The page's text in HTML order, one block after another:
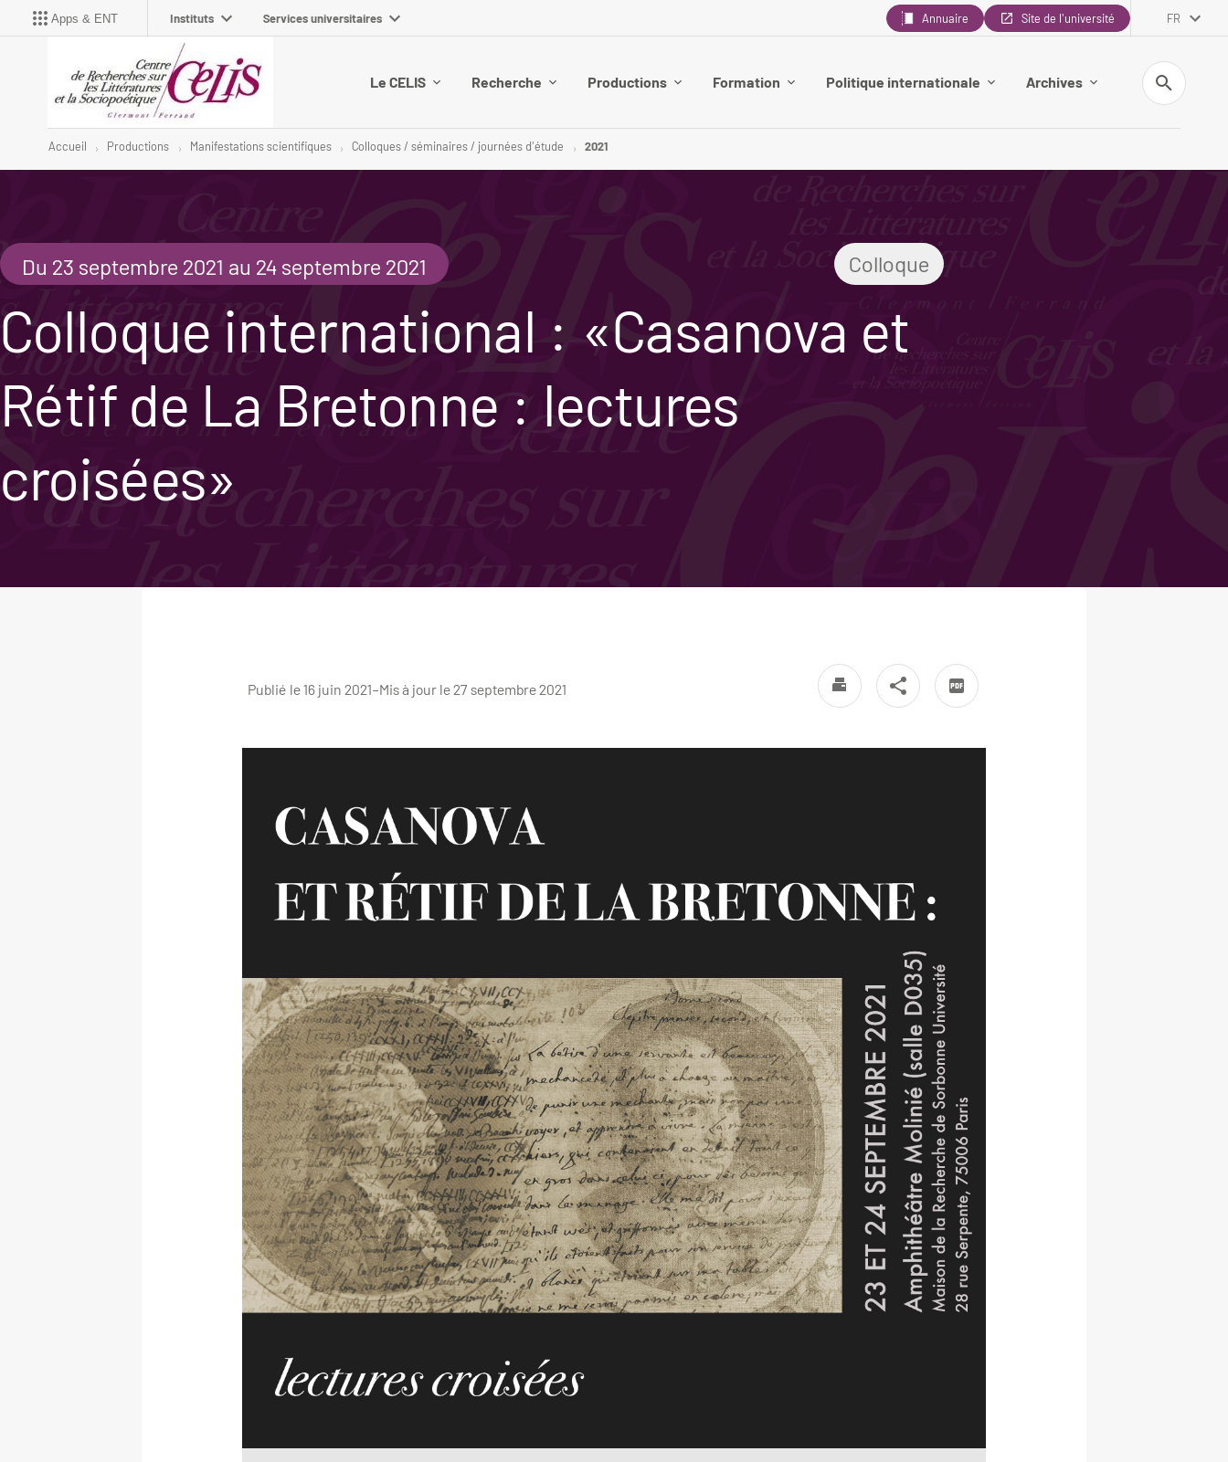
Apps & ENT Instituts Services universitaires Annuaire Site de l'université FR
Le CELIS Recherche Productions Formation Politique internationale Archives
Recherche
Accueil Productions Manifestations scientifiques Colloques / séminaires / journées d'étude 2021
Du 23 septembre 2021 au 24 septembre 2021 Colloque
Colloque international : «Casanova et
Rétif de La Bretonne : lectures
croisées»
Publié le 16 juin 2021–Mis à jour le 27 septembre 2021